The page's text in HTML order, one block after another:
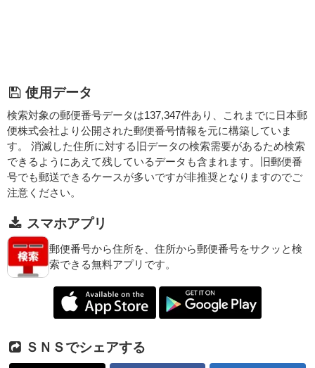
使用データ
検索対象の郵便番号データは137,347件あり、これまでに日本郵
便株式会社より公開された郵便番号情報を元に構築していま
す。 消滅した住所に対する旧データの検索需要があるため検索
できるようにあえて残しているデータも含まれます。旧郵便番
号でも郵送できるケースが多いですが非推奨となりますのでご
注意ください。
スマホアプリ
郵便番号から住所を、住所から郵便番号をサクッと検
索できる無料アプリです。
ＳＮＳでシェアする